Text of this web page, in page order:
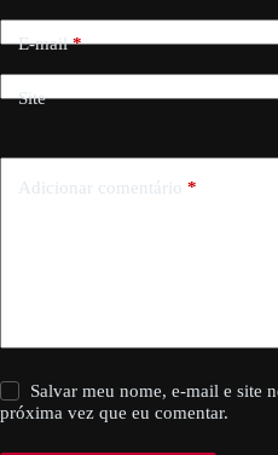
E-mail*
Site
Adicionar comentário *
Salvar meu nome, e-mail e site
próxima vez que eu comentar.